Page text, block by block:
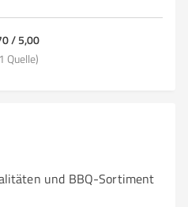
/ 5,00
Quelle)
und BBQ-Sortiment